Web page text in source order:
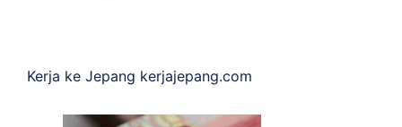
Kerja ke Jepang kerjajepang.com